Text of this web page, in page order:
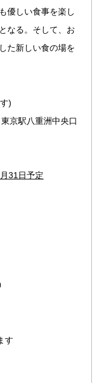
優しい食事を楽し
なる。そして、お
た新しい食の場を
)
駅八重洲中央口
31日予定
す